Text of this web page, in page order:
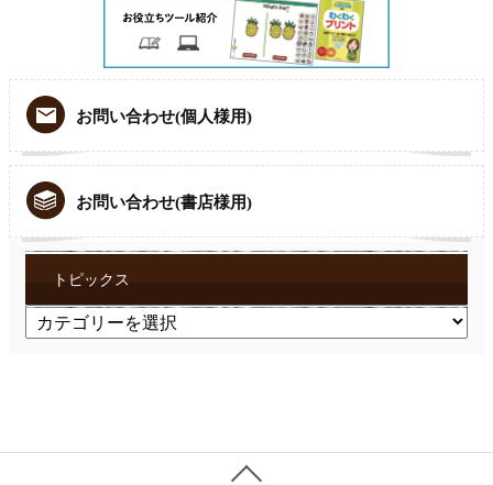
お問い合わせ(個人様用)
お問い合わせ(書店様用)
トピックス
ト